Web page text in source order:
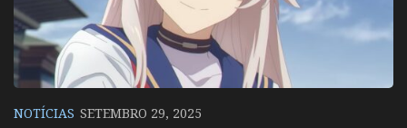
NOTÍCIAS SETEMBRO 29, 2025